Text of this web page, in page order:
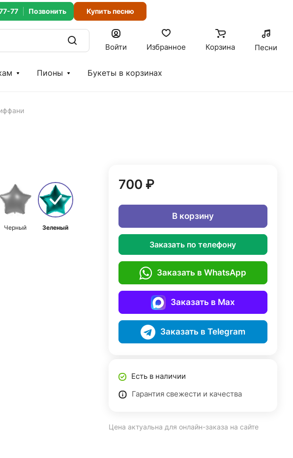
77 Купить песню
Войти Избранное Корзина Песни
Пионы Букеты в корзинах
Черный Зеленый
700 ₽
В корзину
Заказать по телефону
Заказать в WhatsApp
Заказать в Max
Заказать в Telegram
Есть в наличии
Гарантия свежести и качества
Цена актуальна для онлайн-заказа на сайте